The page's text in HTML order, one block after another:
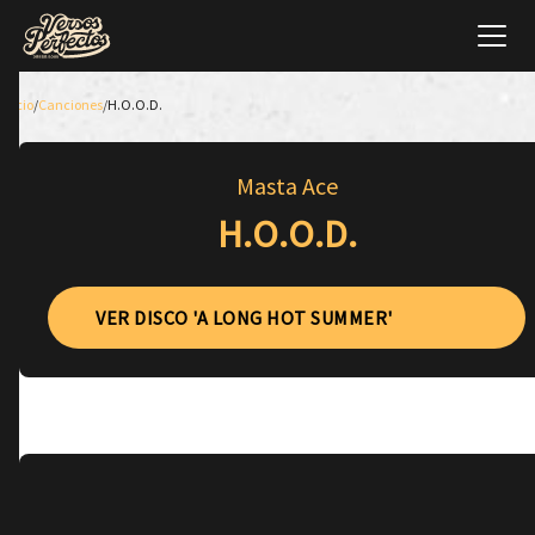
Inicio/Canciones/H.O.O.D.
Masta Ace
H.O.O.D.
VER DISCO 'A LONG HOT SUMMER'